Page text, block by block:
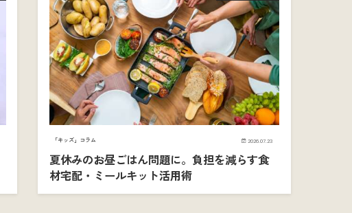
「キッズ」コラム 2026.07.23
夏休みのお昼ごはん問題に。負担を減らす食
材宅配・ミールキット活用術